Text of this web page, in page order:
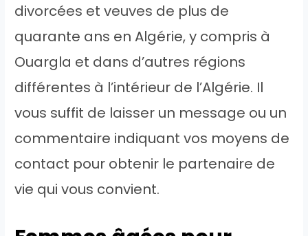
divorcées et veuves de plus de
quarante ans en Algérie, y compris à
Ouargla et dans d’autres régions
différentes à l’intérieur de l’Algérie. Il
vous suffit de laisser un message ou un
commentaire indiquant vos moyens de
contact pour obtenir le partenaire de
vie qui vous convient.